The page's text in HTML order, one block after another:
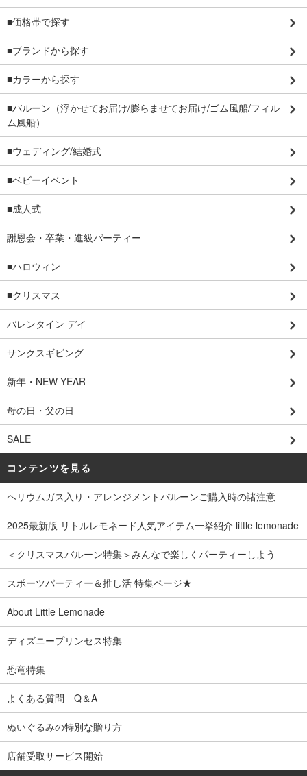
■価格帯で探す
■ブランドから探す
■カラーから探す
■バルーン（浮かせてお届け/膨らませてお届け/ゴム風船/フィル
ム風船）
■ウェディング/結婚式
■ベビーイベント
■成人式
謝恩会・卒業・進級パーティー
■ハロウィン
■クリスマス
バレンタイン デイ
サンクスギビング
新年・NEW YEAR
母の日・父の日
SALE
コンテンツを見る
ヘリウムガス入り・アレンジメントバルーンご購入時の諸注意
2025最新版 リトルレモネード人気アイテム一挙紹介 little lemonade
＜クリスマスバルーン特集＞みんなで楽しくパーティーしよう
スポーツパーティー＆推し活 特集ページ★
About Little Lemonade
ディズニープリンセス特集
恐竜特集
よくある質問 Q＆A
ぬいぐるみの特別な贈り方
店舗受取サービス開始